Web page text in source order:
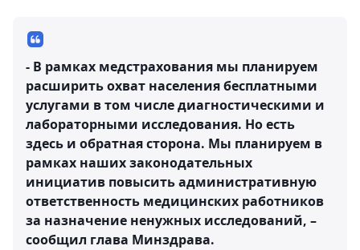
- В рамках медстрахования мы планируем
расширить охват населения бесплатными
услугами в том числе диагностическими и
лабораторными исследования. Но есть
здесь и обратная сторона. Мы планируем в
рамках наших законодательных
инициатив повысить административную
ответственность медицинских работников
за назначение ненужных исследований, –
сообщил глава Минздрава.